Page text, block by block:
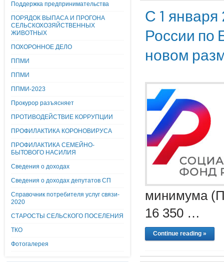
Поддержка предпринимательства
ПОРЯДОК ВЫПАСА И ПРОГОНА
СЕЛЬСКОХОЗЯЙСТВЕННЫХ
ЖИВОТНЫХ
ПОХОРОННОЕ ДЕЛО
ППМИ
ППМИ
ППМИ-2023
Прокурор разъясняет
ПРОТИВОДЕЙСТВИЕ КОРРУПЦИИ
ПРОФИЛАКТИКА КОРОНОВИРУСА
ПРОФИЛАКТИКА СЕМЕЙНО-
БЫТОВОГО НАСИЛИЯ
Сведения о доходах
Сведения о доходах депутатов СП
Справочник потребителя услуг связи-
2020
СТАРОСТЫ СЕЛЬСКОГО ПОСЕЛЕНИЯ
ТКО
Фотогалерея
С 1
России по
новом
минимума
16 350 …
Continue reading »